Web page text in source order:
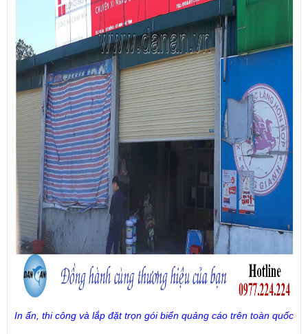
In ấn, thi công và lắp đặt trọn gói biển quảng cáo trên toàn quốc